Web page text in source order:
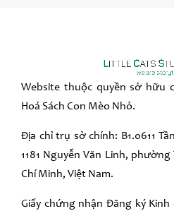
Website thuộc quyền sở hữu
Hoá Sách Con Mèo Nhỏ.
Địa chỉ trụ sở chính: B1.0611
1181 Nguyễn Văn Linh,
Chí Minh, Việt Nam.
Giấy chứng nhận Đăng ký